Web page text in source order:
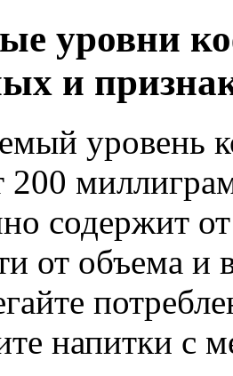
уровни
и
уровень
200
содержит
от объема и
напитки с